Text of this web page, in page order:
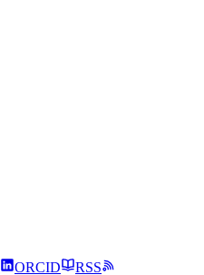
ORCID RSS